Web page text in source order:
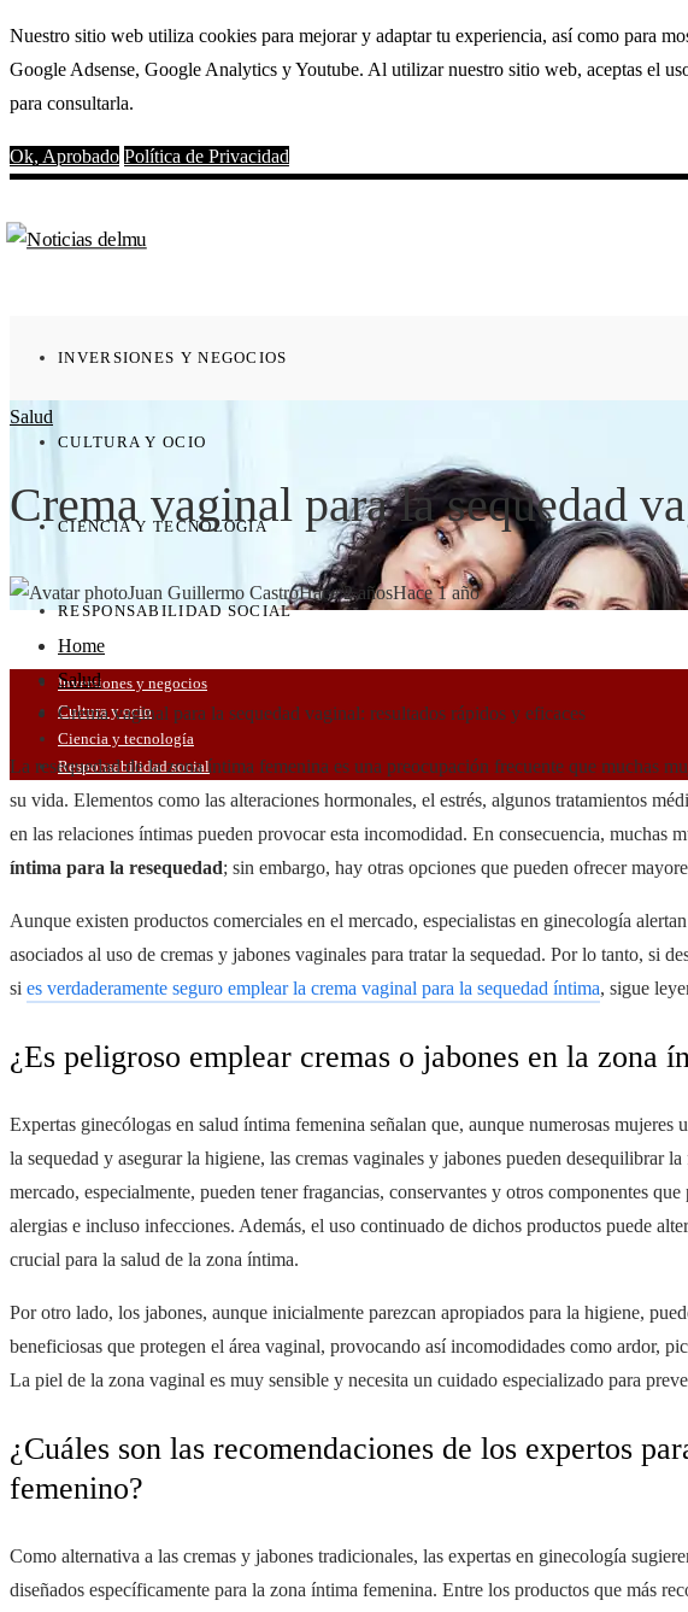
Nuestro sitio web utiliza cookies para mejorar y adaptar tu experiencia, así como para
Google Adsense, Google Analytics y Youtube. Al utilizar nuestro sitio web, aceptas el
para consultarla.
Ok, Aprobado Política de Privacidad
INVERSIONES Y NEGOCIOS
CULTURA Y OCIO
CIENCIA Y TECNOLOGÍA
RESPONSABILIDAD SOCIAL
Inversiones y negocios
Cultura y ocio
Ciencia y tecnología
Responsabilidad social
Salud
Crema vaginal para la sequedad
Juan Guillermo CastroHace 2 añosHace 1 año
Home
Salud
Crema vaginal para la sequedad vaginal: resultados rápidos y eficaces
La resequedad de la zona íntima femenina es una preocupación frecuente que muchas
su vida. Elementos como las alteraciones hormonales, el estrés, algunos tratamientos
en las relaciones íntimas pueden provocar esta incomodidad. En consecuencia, muchas
íntima para la resequedad; sin embargo, hay otras opciones que pueden ofrecer
Aunque existen productos comerciales en el mercado, especialistas en ginecología
asociados al uso de cremas y jabones vaginales para tratar la sequedad. Por lo tanto, si
si es verdaderamente seguro emplear la crema vaginal para la sequedad íntima, sigue
¿Es peligroso emplear cremas o jabones en la zona
Expertas ginecólogas en salud íntima femenina señalan que, aunque numerosas mujeres
la sequedad y asegurar la higiene, las cremas vaginales y jabones pueden desequilibrar
mercado, especialmente, pueden tener fragancias, conservantes y otros componentes
alergias e incluso infecciones. Además, el uso continuado de dichos productos puede
crucial para la salud de la zona íntima.
Por otro lado, los jabones, aunque inicialmente parezcan apropiados para la higiene,
beneficiosas que protegen el área vaginal, provocando así incomodidades como ardor,
La piel de la zona vaginal es muy sensible y necesita un cuidado especializado para
¿Cuáles son las recomendaciones de los expertos
femenino?
Como alternativa a las cremas y jabones tradicionales, las expertas en ginecología
diseñados específicamente para la zona íntima femenina. Entre los productos que más